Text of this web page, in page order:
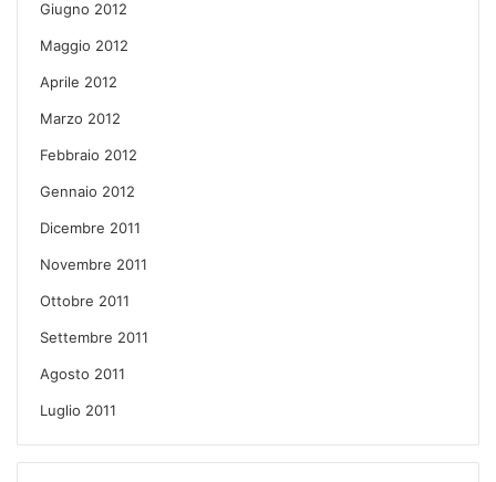
Giugno 2012
Maggio 2012
Aprile 2012
Marzo 2012
Febbraio 2012
Gennaio 2012
Dicembre 2011
Novembre 2011
Ottobre 2011
Settembre 2011
Agosto 2011
Luglio 2011